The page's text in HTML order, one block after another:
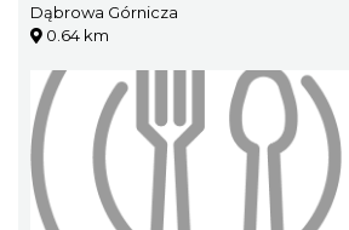
Dąbrowa Górnicza
0.64 km